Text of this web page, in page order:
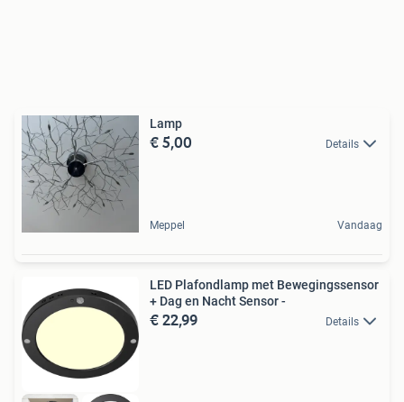
Lamp
€ 5,00 Details
Meppel Vandaag
LED Plafondlamp met Bewegingssensor
+ Dag en Nacht Sensor -
€ 22,99 Details